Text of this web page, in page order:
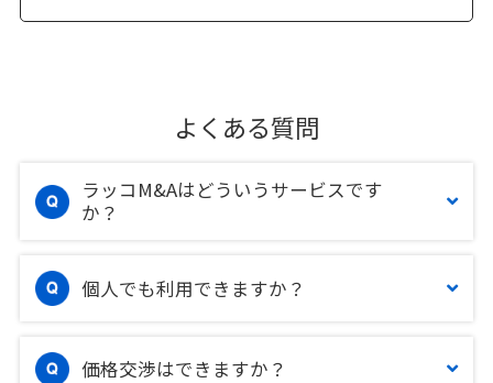
よくある質問
ラッコM&Aはどういうサービスです
か？
個人でも利用できますか？
価格交渉はできますか？